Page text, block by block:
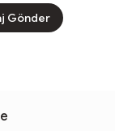
Gönder